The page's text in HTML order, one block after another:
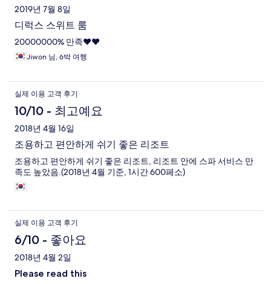
2019년 7월 8일
디럭스 스위트 룸
20000000% 만족❤️❤️
Jiwon 님, 6박 여행
실제 이용 고객 후기
10/10 - 최고예요
2018년 4월 16일
조용하고 편안하게 쉬기 좋은 리조트
조용하고 편안하게 쉬기 좋은 리조트, 리조트 안에 스파 서비스 만
족도 높았음.(2018년 4월 기준, 1시간 600페소)
실제 이용 고객 후기
6/10 - 좋아요
2018년 4월 2일
Please read this